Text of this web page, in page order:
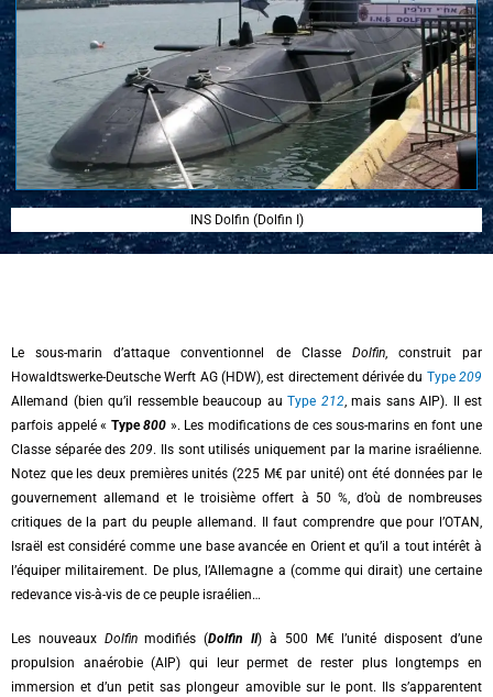
INS Dolfin (Dolfin I)
Le sous-marin d’attaque conventionnel de Classe Dolfin, construit par
Howaldtswerke-Deutsche Werft AG (HDW), est directement dérivée du Type209
Allemand (bien qu’il ressemble beaucoup au Type 212, mais sans AIP). Il est
parfois appelé « Type800 ». Les modifications de ces sous-marins en font une
Classe séparée des209. Ils sont utilisés uniquement par la marine israélienne.
Notez que les deux premières unités (225 M€ par unité) ont été données par le
gouvernement allemand et le troisième offert à 50 %, d’où de nombreuses
critiques de la part du peuple allemand. Il faut comprendre que pour l’OTAN,
Israël est considéré comme une base avancée en Orient et qu’il a tout intérêt à
l’équiper militairement. De plus, l’Allemagne a (comme qui dirait) une certaine
redevance vis-à-vis de ce peuple israélien…
Les nouveaux Dolfinmodifiés (Dolfin II) à 500 M€ l’unité disposent d’une
propulsion anaérobie (AIP) qui leur permet de rester plus longtemps en
immersion et d’un petit sas plongeur amovible sur le pont. Ils s’apparentent